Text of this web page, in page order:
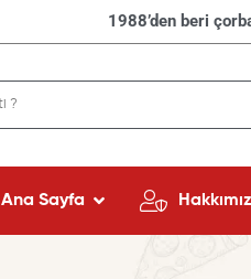
1988’den beri
Ana Sayfa